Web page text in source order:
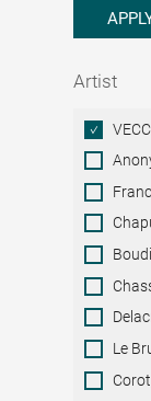
Artist
Artist
Le